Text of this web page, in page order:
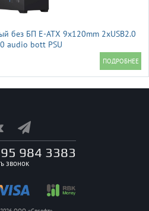
без БП E-ATX 9x120mm 2xUSB2.0
audio bott PSU
984 3383
звонок